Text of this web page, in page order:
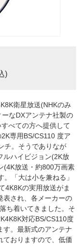
)
衛星放送(NHKのみ
なDXアンテナ社製の
べての方へ提供して
専用BS/CS110 度ア
チ。そうでありなが
ルハイビジョン(2K放
(4K放送・約800万画素
「大は小を兼ねる」
4K8Kの実用放送がま
表され、各メーカーの
ち着いてきました。そ
対応BS/CS110度
す。最新式のアンテナ
ておりますので、低価